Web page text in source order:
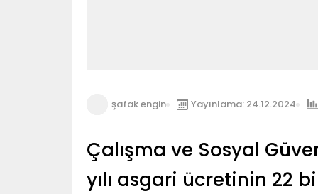
şafak engin Yayınlama: 24.12.2024
Çalışma ve Sosyal
yılı asgari ücretinin 22